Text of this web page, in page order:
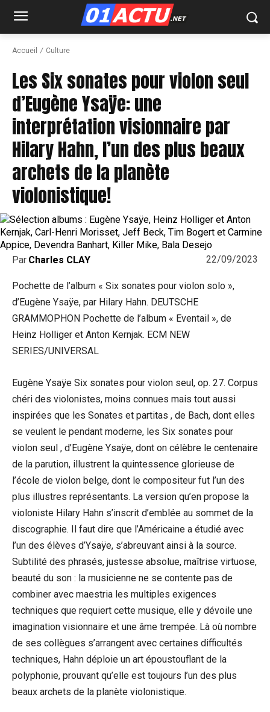
Accueil Culture
Les Six sonates pour violon seul
d’Eugène Ysaÿe: une
interprétation visionnaire par
Hilary Hahn, l’un des plus beaux
archets de la planète
violonistique!
22/09/2023
Par Charles CLAY
Pochette de l’album « Six sonates pour violon solo »,
d’Eugène Ysaÿe, par Hilary Hahn. DEUTSCHE
GRAMMOPHON Pochette de l’album « Eventail », de
Heinz Holliger et Anton Kernjak. ECM NEW
SERIES/UNIVERSAL
Eugène Ysaÿe Six sonates pour violon seul, op. 27. Corpus
chéri des violonistes, moins connues mais tout aussi
inspirées que les Sonates et partitas , de Bach, dont elles
se veulent le pendant moderne, les Six sonates pour
violon seul , d’Eugène Ysaÿe, dont on célèbre le centenaire
de la parution, illustrent la quintessence glorieuse de
l’école de violon belge, dont le compositeur fut l’un des
plus illustres représentants. La version qu’en propose la
violoniste Hilary Hahn s’inscrit d’emblée au sommet de la
discographie. Il faut dire que l’Américaine a étudié avec
l’un des élèves d’Ysaÿe, s’abreuvant ainsi à la source.
Subtilité des phrasés, justesse absolue, maîtrise virtuose,
beauté du son : la musicienne ne se contente pas de
combiner avec maestria les multiples exigences
techniques que requiert cette musique, elle y dévoile une
imagination visionnaire et une âme trempée. Là où nombre
de ses collègues s’arrangent avec certaines difficultés
techniques, Hahn déploie un art époustouflant de la
polyphonie, prouvant qu’elle est toujours l’un des plus
beaux archets de la planète violonistique.